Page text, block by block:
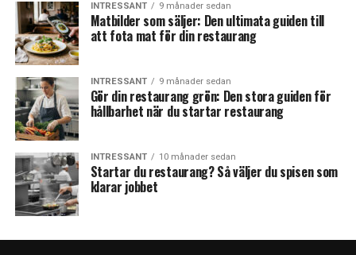
INTRESSANT 9 månader sedan
Matbilder som säljer: Den ultimata guiden till
att fota mat för din restaurang
INTRESSANT 9 månader sedan
Gör din restaurang grön: Den stora guiden för
hållbarhet när du startar restaurang
INTRESSANT 10 månader sedan
Startar du restaurang? Så väljer du spisen som
klarar jobbet